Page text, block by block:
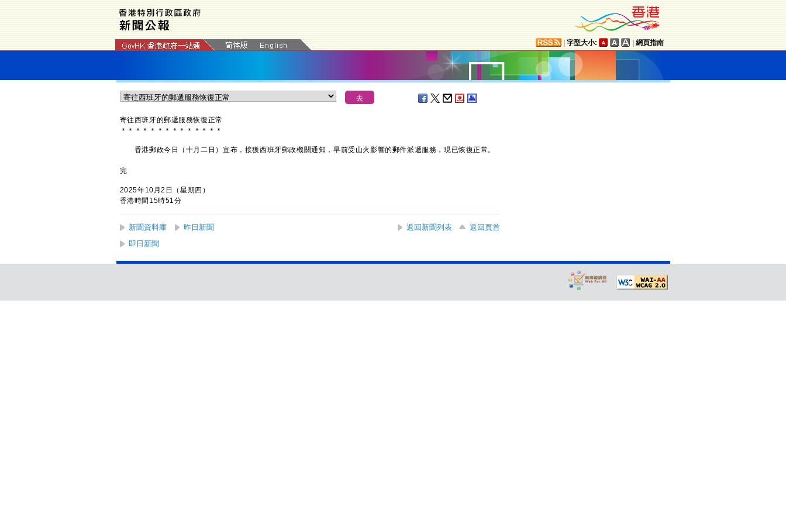
字型大小: 網頁指南
寄往西班牙的郵遞服務恢復正常
＊ ＊ ＊ ＊ ＊ ＊ ＊ ＊ ＊ ＊ ＊ ＊ ＊ ＊
​香港郵政今日（十月二日）宣布，接獲西班牙郵政機關通知，早前受山火影響的郵件派遞服務，現已恢復正常。
完
2025年10月2日（星期四）
香港時間15時51分
新聞資料庫 昨日新聞 返回新聞列表
返回頁首
即日新聞